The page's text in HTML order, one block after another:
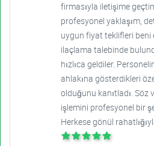
firmasıyla iletişime
profesyonel yaklaşım,
uygun fiyat teklifleri beni
ilaçlama talebinde
hızlıca geldiler.
ahlakına gösterdikleri
olduğunu kanıtladı. Söz
işlemini profesyonel bir
Herkese gönül